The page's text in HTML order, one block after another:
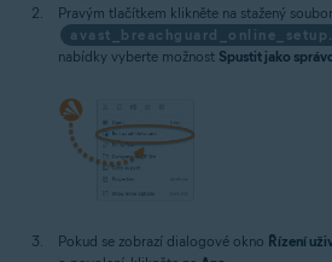
Pravým tlačítkem klikněte na stažený soubor
nabídky vyberte možnost Spustit jako
Pokud se zobrazí dialogové okno Řízení